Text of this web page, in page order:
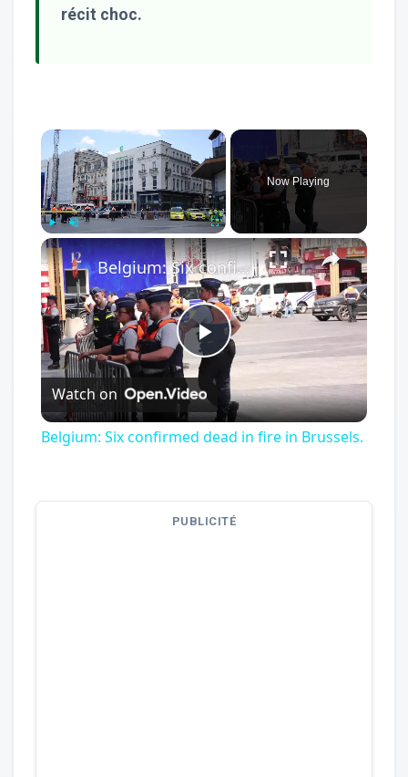
récit choc.
×
Play Unmute Fullscreen
Now Playing
×
Play
Video
Belgium: Six confirmed dead in fire in Brussels.
Watch on
Belgium: Six confirmed dead in fire in Brussels.
PUBLICITÉ